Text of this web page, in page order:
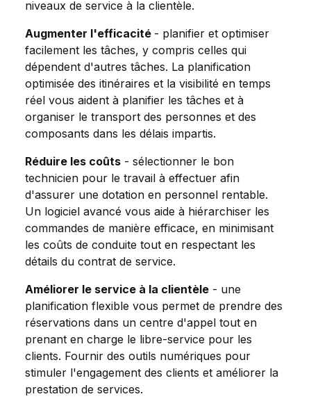
niveaux de service à la clientèle.
Augmenter l'efficacité - planifier et optimiser
facilement les tâches, y compris celles qui
dépendent d'autres tâches. La planification
optimisée des itinéraires et la visibilité en temps
réel vous aident à planifier les tâches et à
organiser le transport des personnes et des
composants dans les délais impartis.
Réduire les coûts - sélectionner le bon
technicien pour le travail à effectuer afin
d'assurer une dotation en personnel rentable.
Un logiciel avancé vous aide à hiérarchiser les
commandes de manière efficace, en minimisant
les coûts de conduite tout en respectant les
détails du contrat de service.
Améliorer le service à la clientèle - une
planification flexible vous permet de prendre des
réservations dans un centre d'appel tout en
prenant en charge le libre-service pour les
clients. Fournir des outils numériques pour
stimuler l'engagement des clients et améliorer la
prestation de services.